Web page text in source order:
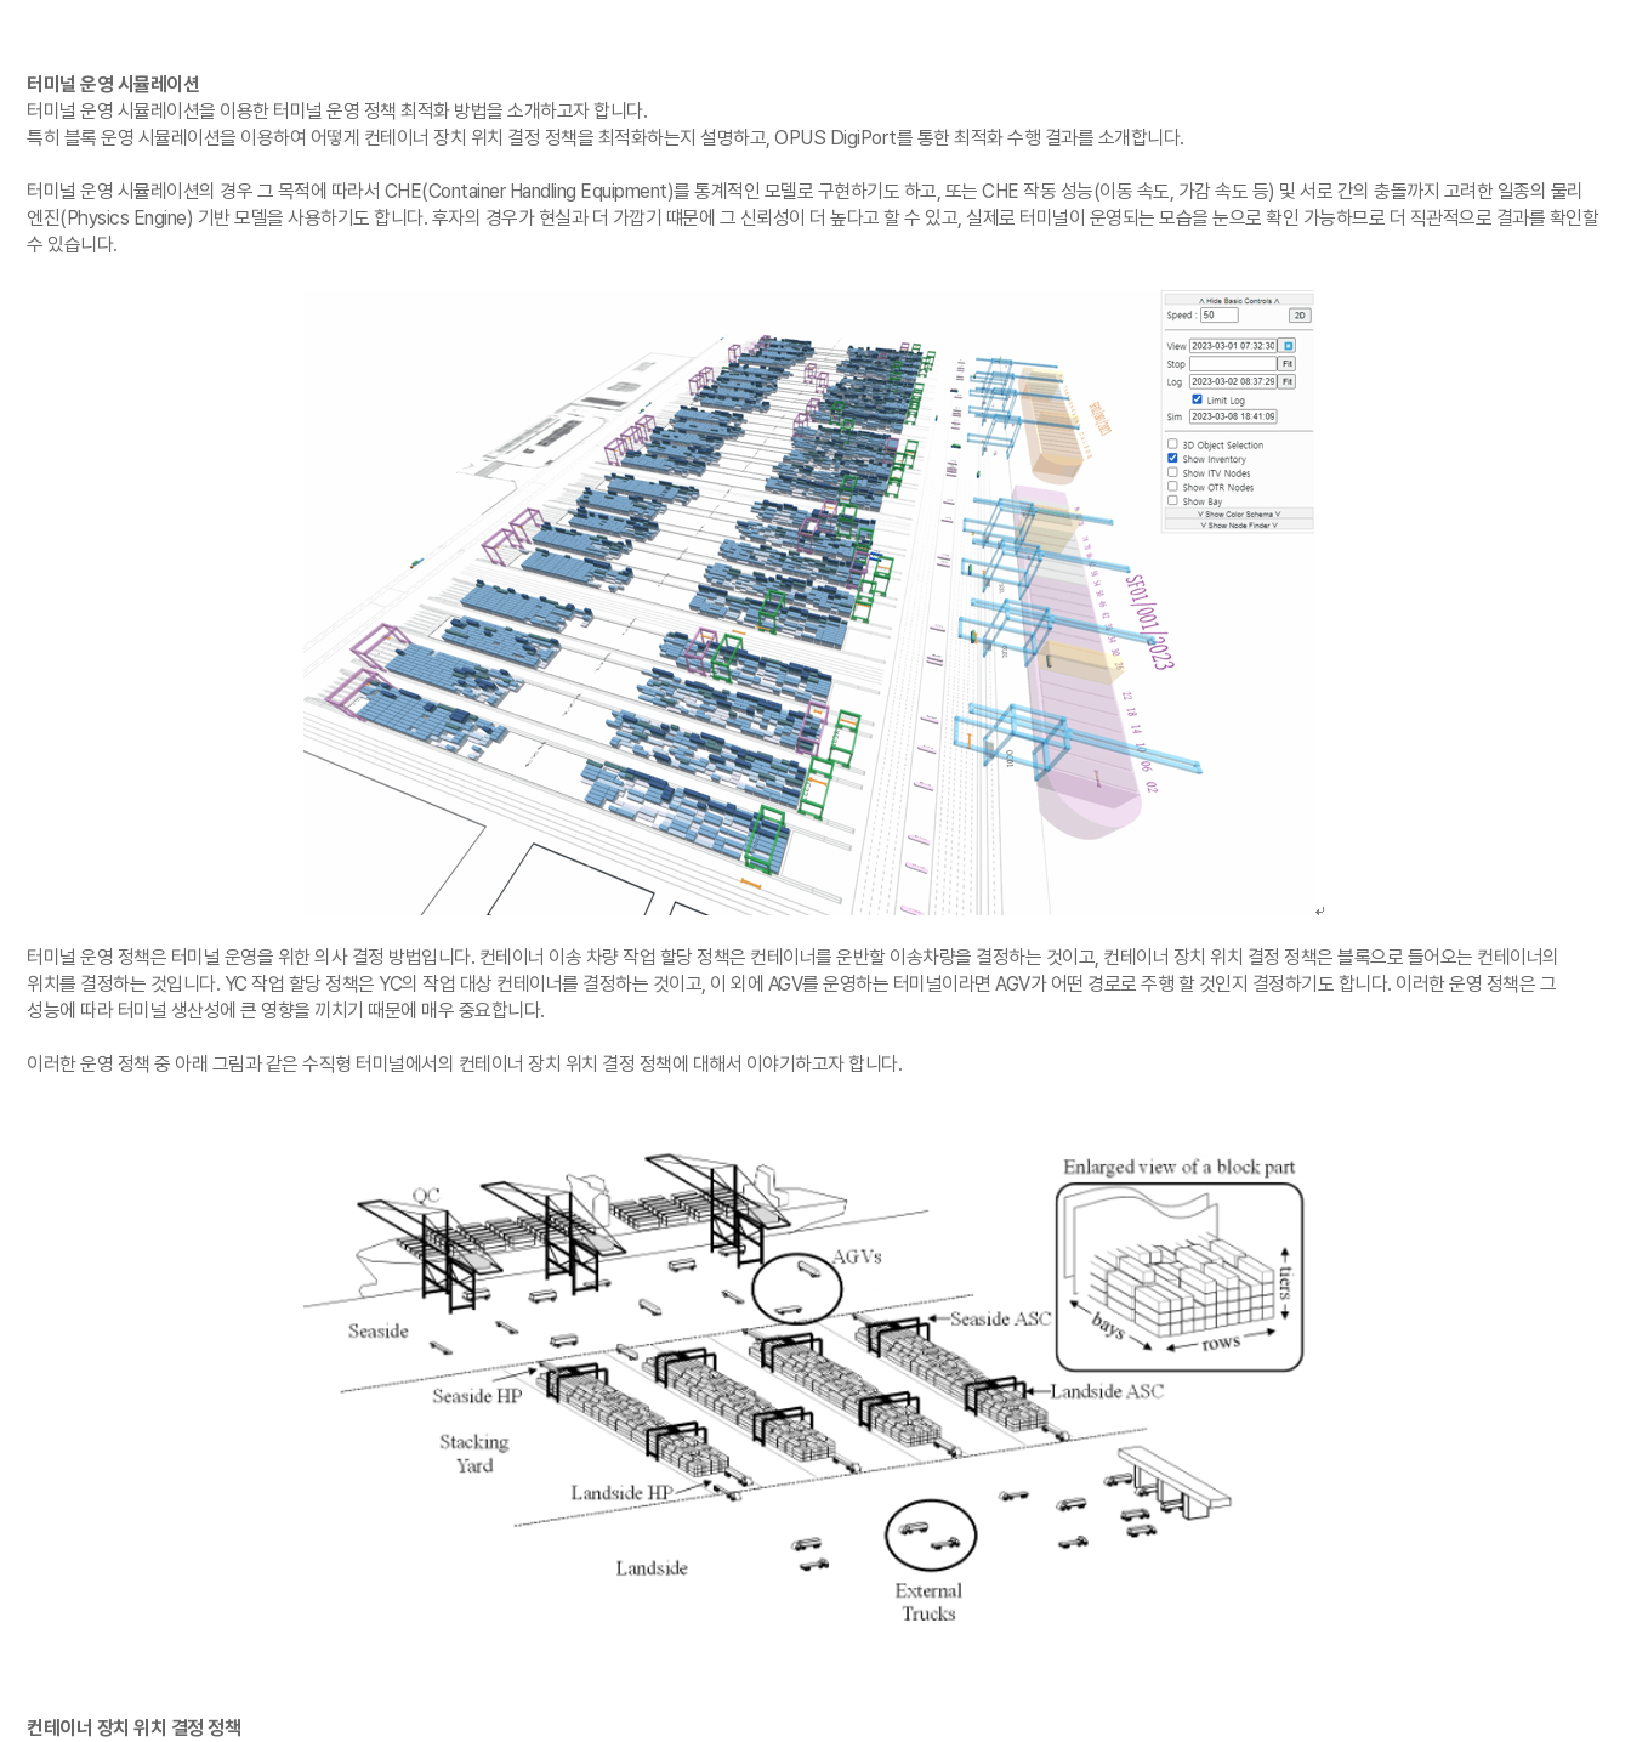
터미널 운영 시뮬레이션
터미널 운영 시뮬레이션을 이용한 터미널 운영 정책 최적화 방법을 소개하고자 합니다.
특히 블록 운영 시뮬레이션을 이용하여 어떻게 컨테이너 장치 위치 결정 정책을 최적화하는지 설명하고, OPUS DigiPort를 통한 최적화 수행 결과를 소개합니다.
터미널 운영 시뮬레이션의 경우 그 목적에 따라서 CHE(Container Handling Equipment)를 통계적인 모델로 구현하기도 하고, 또는 CHE 작동 성능(이동 속도, 가감 속도 등) 및 서로 간의 충돌까지 고려한 일종의 물리
엔진(Physics Engine) 기반 모델을 사용하기도 합니다. 후자의 경우가 현실과 더 가깝기 떄문에 그 신뢰성이 더 높다고 할 수 있고, 실제로 터미널이 운영되는 모습을 눈으로 확인 가능하므로 더 직관적으로 결과를 확인할
수 있습니다.
터미널 운영 정책은 터미널 운영을 위한 의사 결정 방법입니다. 컨테이너 이송 차량 작업 할당 정책은 컨테이너를 운반할 이송차량을 결정하는 것이고, 컨테이너 장치 위치 결정 정책은 블록으로 들어오는 컨테이너의
위치를 결정하는 것입니다. YC 작업 할당 정책은 YC의 작업 대상 컨테이너를 결정하는 것이고, 이 외에 AGV를 운영하는 터미널이라면 AGV가 어떤 경로로 주행 할 것인지 결정하기도 합니다. 이러한 운영 정책은 그
성능에 따라 터미널 생산성에 큰 영향을 끼치기 때문에 매우 중요합니다.
이러한 운영 정책 중 아래 그림과 같은 수직형 터미널에서의 컨테이너 장치 위치 결정 정책에 대해서 이야기하고자 합니다.
컨테이너 장치 위치 결정 정책